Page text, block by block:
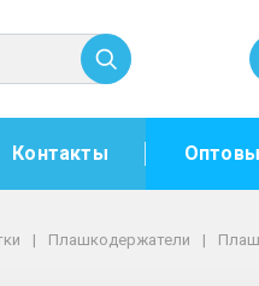
Контакты
Плашкодержатели